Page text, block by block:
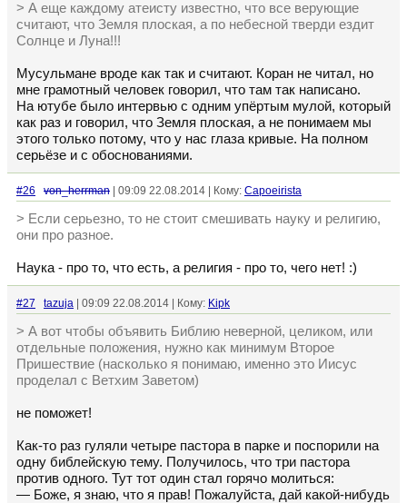
> А еще каждому атеисту известно, что все верующие
считают, что Земля плоская, а по небесной тверди ездит
Солнце и Луна!!!
Мусульмане вроде как так и считают. Коран не читал, но
мне грамотный человек говорил, что там так написано.
На ютубе было интервью с одним упёртым мулой, который
как раз и говорил, что Земля плоская, а не понимаем мы
этого только потому, что у нас глаза кривые. На полном
серьёзе и с обоснованиями.
#26 von_herrman | 09:09 22.08.2014 | Кому: Capoeirista
> Если серьезно, то не стоит смешивать науку и религию,
они про разное.
Наука - про то, что есть, а религия - про то, чего нет! :)
#27 tazuja | 09:09 22.08.2014 | Кому: Kipk
> А вот чтобы объявить Библию неверной, целиком, или
отдельные положения, нужно как минимум Второе
Пришествие (насколько я понимаю, именно это Иисус
проделал с Ветхим Заветом)
не поможет!
Как-то раз гуляли четыре пастора в парке и поспорили на
одну библейскую тему. Получилось, что три пастора
против одного. Тут тот один стал горячо молиться:
— Боже, я знаю, что я прав! Пожалуйста, дай какой-нибудь